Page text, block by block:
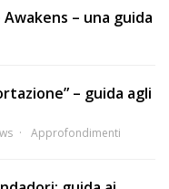
– una guida
– guida agli
Approfondimenti